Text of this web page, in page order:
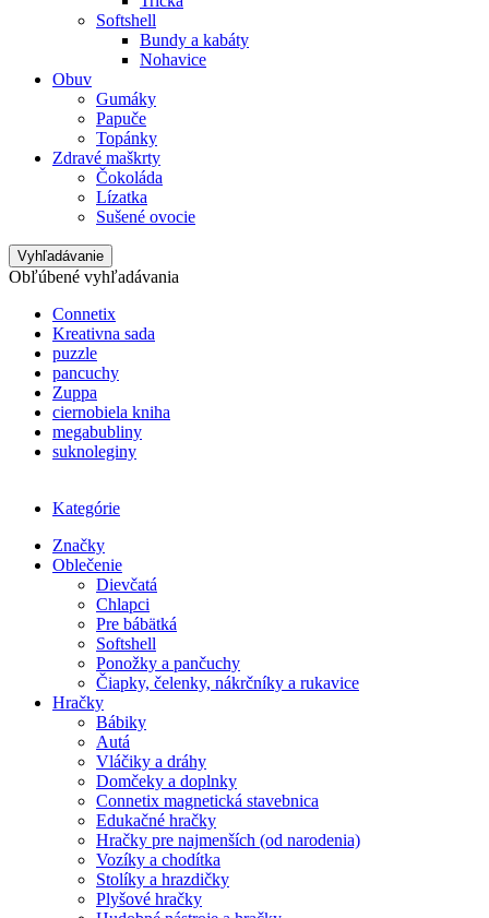
Softshell
Bundy a kabáty
Nohavice
Obuv
Gumáky
Papuče
Topánky
Zdravé maškrty
Čokoláda
Lízatka
Sušené ovocie
Vyhľadávanie
Obľúbené vyhľadávania
Connetix
Kreativna sada
puzzle
pancuchy
Zuppa
ciernobiela kniha
megabubliny
suknoleginy
Kategórie
Značky
Oblečenie
Dievčatá
Chlapci
Pre bábätká
Softshell
Ponožky a pančuchy
Čiapky, čelenky, nákrčníky a rukavice
Hračky
Bábiky
Autá
Vláčiky a dráhy
Domčeky a doplnky
Connetix magnetická stavebnica
Edukačné hračky
Hračky pre najmenších (od narodenia)
Vozíky a chodítka
Stolíky a hrazdičky
Plyšové hračky